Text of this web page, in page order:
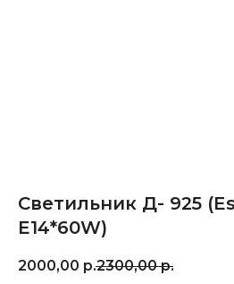
Светильник Д- 925
E14*60W)
2000,00 р.2300,00 р.